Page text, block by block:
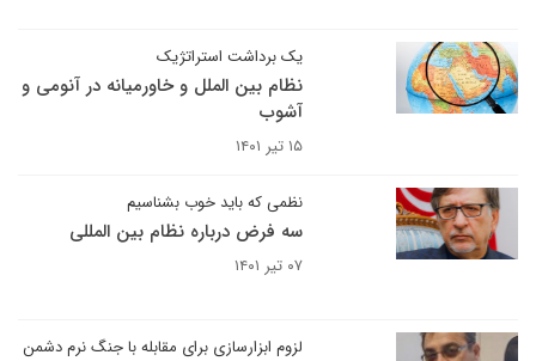
یک برداشت استراتژیک
نظام بین الملل و خاورمیانه در آنومی و
آشوب
۱۵ تیر ۱۴۰۱
نظمی که باید خوب بشناسیم
سه فرض درباره نظام بین المللی
۰۷ تیر ۱۴۰۱
لزوم ابزارسازی برای مقابله با جنگ نرم دشمن